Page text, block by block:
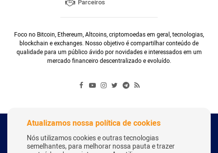
Parceiros
Foco no Bitcoin, Ethereum, Altcoins, criptomoedas em geral, tecnologias,
blockchain e exchanges. Nosso objetivo é compartilhar conteúdo de
qualidade para um público ávido por novidades e interessados em um
mercado financeiro descentralizado e evoluído.
Copyright Webitcoin 2018 - Todos os Direitos Reservados
Atualizamos nossa política de cookies
Nós utilizamos cookies e outras tecnologias
semelhantes, para melhorar nossa pauta e trazer